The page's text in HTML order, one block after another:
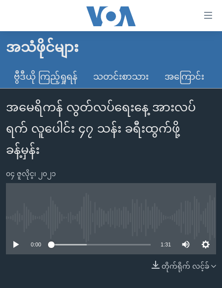
လွယ်ကူ
သည့်
များ
ပင်မ
အကြောင်းအရာ
ကျော်
ကြည့်
မူလစာမျက်နှာ
မြန်မာ
ကမ္ဘာ့သတင်းများ
နိုင်ငံတကာ
အမေရိကန်
တရုတ်
အစ္စရေး-ပါလက်စတိုင်း
ဗွီဒီယို
သတင်းလွတ်လပ်ခွင့်
ရပ်ဝန်းတခု လမ်းတခု အလွန်
အင်္ဂလိပ်စာလေ့လာမယ်
အမေရိကန်သုံးအီဒီယံ
အပတ်စဉ်ကဏ္ဍများ
အသံဖိုင်များ
ဗွီဒီယို ကြည့်ရှုရန် သတင်းစာသား အကြောင်း
အမေရိကန် လွတ်လပ်ရေးနေ့ အားလပ်
ရက် လူပေါင်း ၄၇ သန်း ခရီးထွက်ဖို့
ခန့်မှန်း
၀၄ ဇူလိုင္၊ ၂၀၂၁
0:00 1:31
တိုက်ရိုက် လင့်ခ်